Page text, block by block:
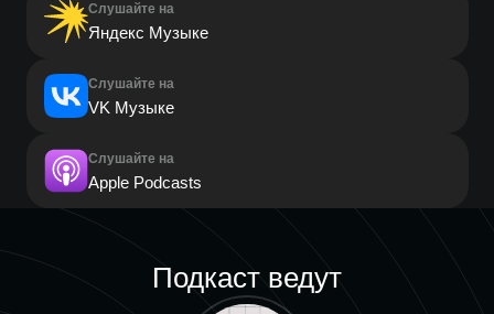
Слушайте на
Яндекс Музыке
Слушайте на
VK Музыке
Слушайте на
Apple Podcasts
Подкаст ведут